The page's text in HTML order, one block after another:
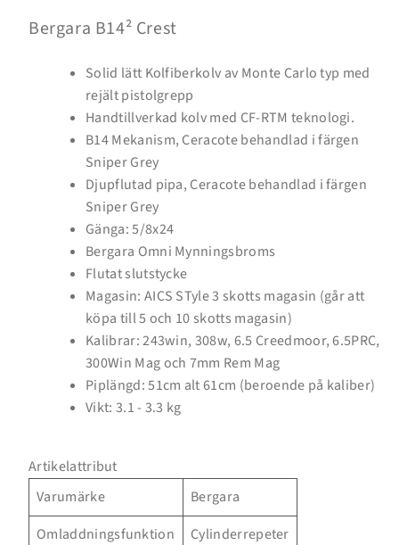
Bergara B14² Crest
Solid lätt Kolfiberkolv av Monte Carlo typ med
rejält pistolgrepp
Handtillverkad kolv med CF-RTM teknologi.
B14 Mekanism, Ceracote behandlad i färgen
Sniper Grey
Djupflutad pipa, Ceracote behandlad i färgen
Sniper Grey
Gänga: 5/8x24
Bergara Omni Mynningsbroms
Flutat slutstycke
Magasin: AICS STyle 3 skotts magasin (går att
köpa till 5 och 10 skotts magasin)
Kalibrar: 243win, 308w, 6.5 Creedmoor, 6.5PRC,
300Win Mag och 7mm Rem Mag
Piplängd: 51cm alt 61cm (beroende på kaliber)
Vikt: 3.1 - 3.3 kg
Artikelattribut
Varumärke
Bergara
Omladdningsfunktion
Cylinderrepeter
Inloggning krävs
Logga in på ditt konto för att lägga till produkter i
din önskelista och se dina tidigare sparade artiklar.